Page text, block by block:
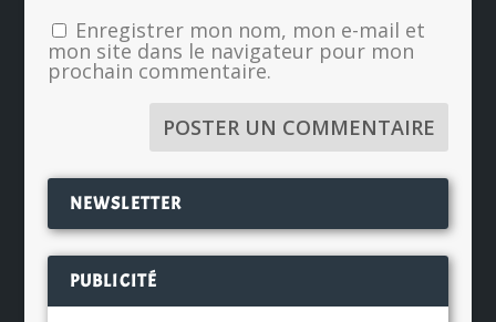
Enregistrer mon nom, mon e-mail et
mon site dans le navigateur pour mon
prochain commentaire.
NEWSLETTER
PUBLICITÉ